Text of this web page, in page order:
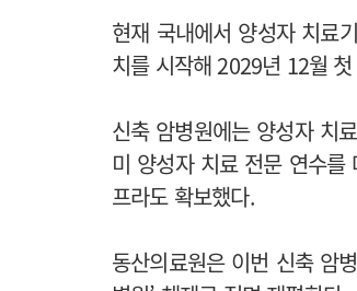
현재 국내에서 양성자 치료
치를 시작해 2029년 12월
신축 암병원에는 양성자 치
미 양성자 치료 전문 연수
프라도 확보했다.
동산의료원은 이번 신축 암